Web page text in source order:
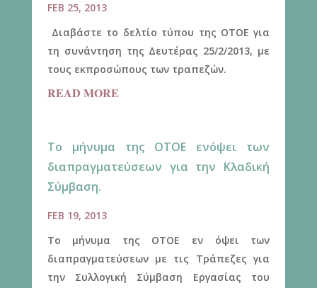
FEB 25, 2013
Διαβάστε το δελτίο τύπου της ΟΤΟΕ για
τη συνάντηση της Δευτέρας 25/2/2013, με
τους εκπροσώπους των τραπεζών.
READ MORE
Το μήνυμα της ΟΤΟΕ ενόψει των
διαπραγματεύσεων για την Κλαδική
Σύμβαση.
FEB 19, 2013
Το μήνυμα της ΟΤΟΕ εν όψει των
διαπραγματεύσεων με τις Τράπεζες για
την Συλλογική Σύμβαση Εργασίας του